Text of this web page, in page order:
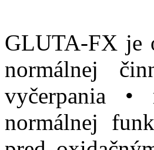
GLUTA-FX je
normálnej
vyčerpania •
normálnej